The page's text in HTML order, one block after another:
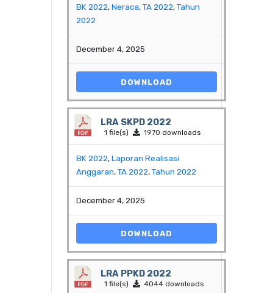
BK 2022, Neraca, TA 2022, Tahun
2022
December 4, 2025
DOWNLOAD
LRA SKPD 2022
1 file(s) 1970 downloads
BK 2022, Laporan Realisasi
Anggaran, TA 2022, Tahun 2022
December 4, 2025
DOWNLOAD
LRA PPKD 2022
1 file(s) 4044 downloads